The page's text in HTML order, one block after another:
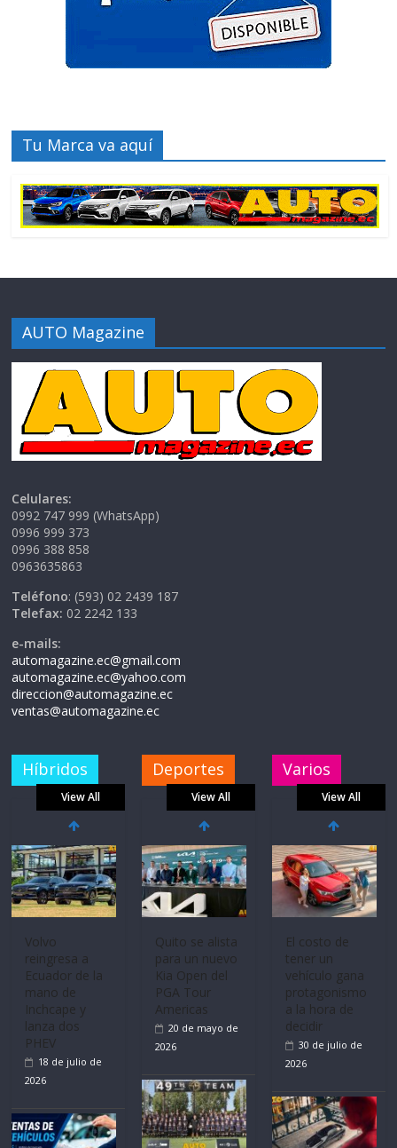
Tu Marca va aquí
AUTO Magazine
Celulares:
0992 747 999 (WhatsApp)
0996 999 373
0996 388 858
0963635863
Teléfono: (593) 02 2439 187
Telefax: 02 2242 133
e-mails:
automagazine.ec@gmail.com
automagazine.ec@yahoo.com
direccion@automagazine.ec
ventas@automagazine.ec
Híbridos
View All
Volvo
reingresa a
Ecuador de la
mano de
Inchcape y
lanza dos
PHEV
18 de julio de
2026
Mercado
Deportes
View All
recibe 12
Sinotruk
Bolden para
cubrir las rutas
de La Vuelta
31 de julio de
2026
Varios
View All
El costo de
tener un
vehículo gana
protagonismo
a la hora de
decidir
30 de julio de
2026
Ultima película
‘Spider‑Man: